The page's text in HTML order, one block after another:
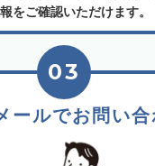
をご確認いただけます。
ールでお問い合
03